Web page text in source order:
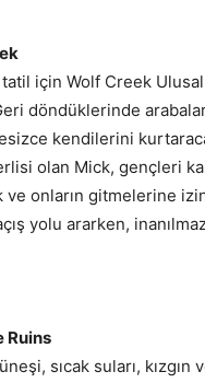
için Wolf Creek
döndüklerinde
kendilerini
olan Mick, gençleri
ve onların gitmelerine
yolu ararken,
Ruins
sıcak suları,